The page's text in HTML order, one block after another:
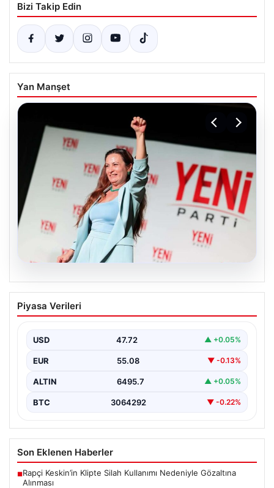
Bizi Takip Edin
Yan Manşet
Yeni Parti Manisa İl Başkanı İlksen
Özalper Rüşvet Soruşturması
Manisa’da devam eden rüşvet soruşturması önemli bir
Piyasa Verileri
USD 47.72 ▲ +0.05%
EUR 55.08 ▼ -0.13%
ALTIN 6495.7 ▲ +0.05%
BTC 3064292 ▼ -0.22%
Son Eklenen Haberler
■Rapçi Keskin’in Klipte Silah Kullanımı Nedeniyle Gözaltına
Alınması